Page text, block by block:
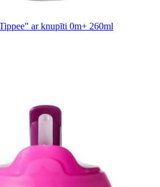
ar knupīti 0m+ 260ml